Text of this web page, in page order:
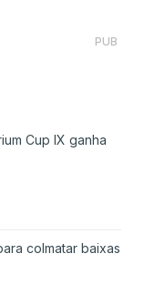
PUB
Cup IX ganha
colmatar baixas